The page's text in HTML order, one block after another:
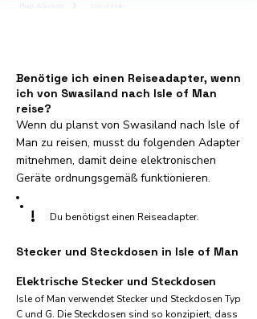
Benötige ich einen Reiseadapter, wenn
ich von Swasiland nach Isle of Man
reise?
Wenn du planst von Swasiland nach Isle of
Man zu reisen, musst du folgenden Adapter
mitnehmen, damit deine elektronischen
Geräte ordnungsgemäß funktionieren.
! Du benötigst einen Reiseadapter.
Stecker und Steckdosen in Isle of Man
Elektrische Stecker und Steckdosen
Isle of Man verwendet Stecker und Steckdosen Typ
C und G. Die Steckdosen sind so konzipiert, dass